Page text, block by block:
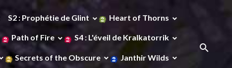
S2 : Prophétie de Glint Heart of Thorns
Path of Fire S4 : L'éveil de Kralkatorrik
Secrets of the Obscure Janthir Wilds